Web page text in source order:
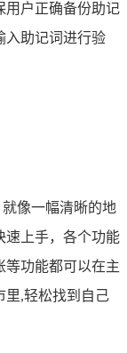
用户正确备份助记
入助记词进行验
像一幅清晰的地
速上手，各个功能
等功能都可以在主
里,轻松找到自己